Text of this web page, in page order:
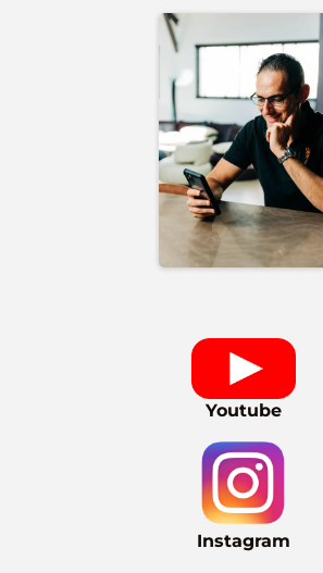
Youtube
Instagram